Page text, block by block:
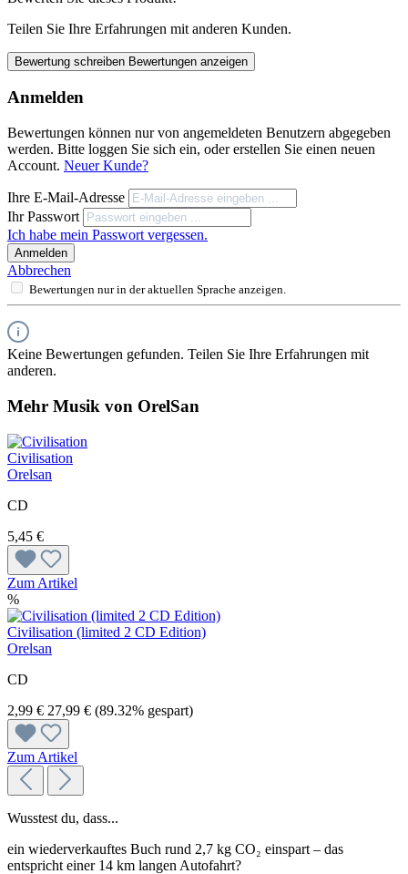
Teilen Sie Ihre Erfahrungen mit anderen Kunden.
Bewertung schreiben Bewertungen anzeigen
Anmelden
Bewertungen können nur von angemeldeten Benutzern abgegeben
werden. Bitte loggen Sie sich ein, oder erstellen Sie einen neuen
Account. Neuer Kunde?
Ihre E-Mail-Adresse
Ihr Passwort
Ich habe mein Passwort vergessen.
Anmelden
Abbrechen
Bewertungen nur in der aktuellen Sprache anzeigen.
Keine Bewertungen gefunden. Teilen Sie Ihre Erfahrungen mit
anderen.
Mehr Musik von OrelSan
Civilisation
Orelsan
CD
5,45 €
Zum Artikel
%
Civilisation (limited 2 CD Edition)
Orelsan
CD
2,99 € 27,99 € (89.32% gespart)
Zum Artikel
Wusstest du, dass...
ein wiederverkauftes Buch rund 2,7 kg CO₂ einspart – das
entspricht einer 14 km langen Autofahrt?